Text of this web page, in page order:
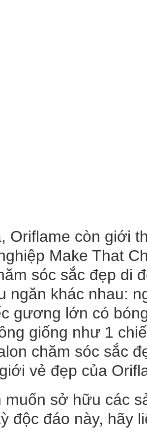
Oriflame còn giới
Make That
sóc sắc đẹp di
ngăn khác nhau:
gương lớn có
giống như 1
chăm sóc sắc
vẻ đẹp của
muốn sở hữu các
độc đáo này, hãy